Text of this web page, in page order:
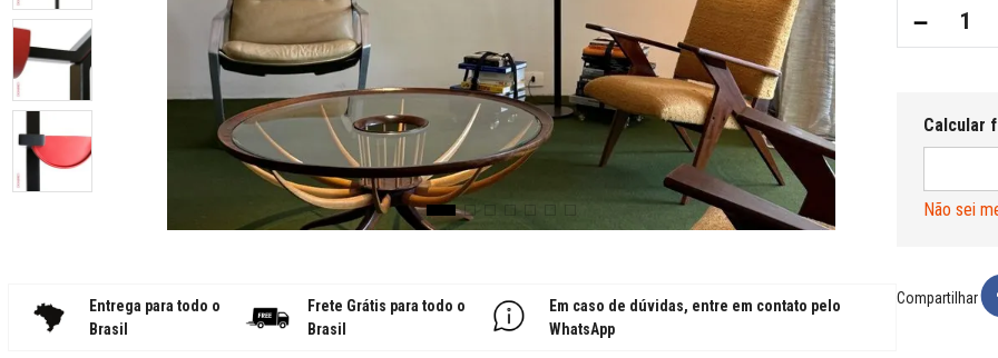
Entrega para todo o
Brasil
Frete Grátis para todo o
Brasil
Em caso de dúvidas, entre em contato pelo
WhatsApp
－
Não sei
Compartilhar